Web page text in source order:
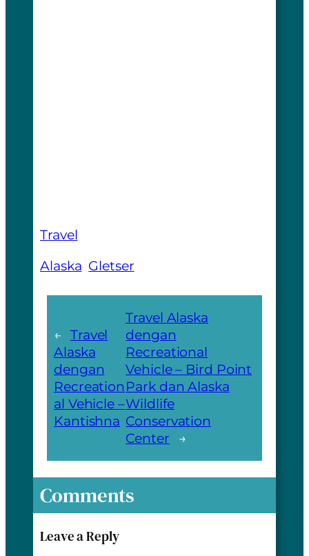
Travel
Alaska Gletser
←
Travel
Alaska
dengan
Recreation
al Vehicle –
Kantishna
Travel Alaska
dengan
Recreational
Vehicle – Bird Point
Park dan Alaska
Wildlife
Conservation
Center
→
Comments
Leave a Reply